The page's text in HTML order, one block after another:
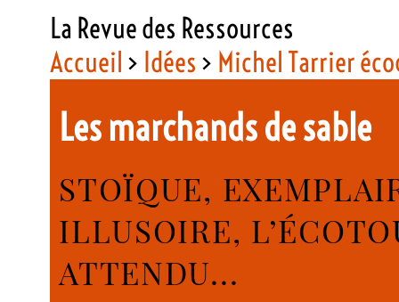
La Revue des Ressources
Accueil > Idées > Michel Tarrier
Les marchands de sable
STOÏQUE,
ILLUSOIRE,
ATTENDU...